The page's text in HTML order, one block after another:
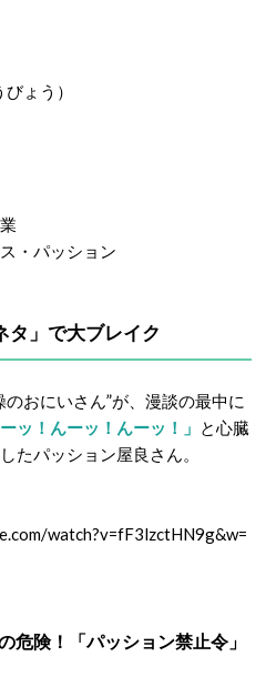
ょう）
・パッション
」 で大ブレイク
おにいさん”が、漫談の最中に
ーッ！んーッ！んーッ！」 と心臓
たパッション屋良さん。
watch?v=fF3lzctHN9g&w=
危険！「パッション禁止令」